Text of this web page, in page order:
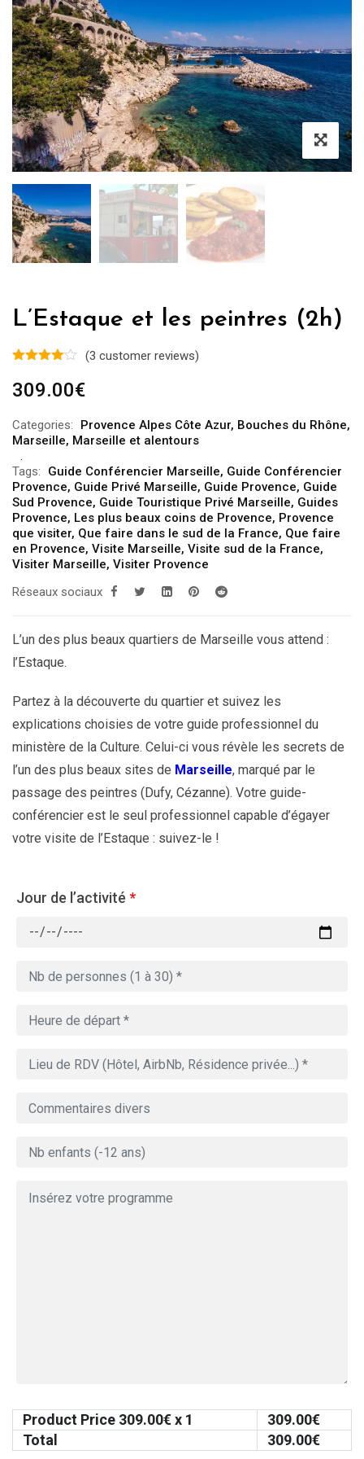
L’Estaque et les peintres (2h)
(3 customer reviews)
309.00€
Categories: Provence Alpes Côte Azur, Bouches du Rhône,
Marseille, Marseille et alentours
Tags: Guide Conférencier Marseille, Guide Conférencier
Provence, Guide Privé Marseille, Guide Provence, Guide
Sud Provence, Guide Touristique Privé Marseille, Guides
Provence, Les plus beaux coins de Provence, Provence
que visiter, Que faire dans le sud de la France, Que faire
en Provence, Visite Marseille, Visite sud de la France,
Visiter Marseille, Visiter Provence
Réseaux sociaux
L’un des plus beaux quartiers de Marseille vous attend :
l’Estaque.
Partez à la découverte du quartier et suivez les
explications choisies de votre guide professionnel du
ministère de la Culture. Celui-ci vous révèle les secrets de
l’un des plus beaux sites de Marseille, marqué par le
passage des peintres (Dufy, Cézanne). Votre guide-
conférencier est le seul professionnel capable d’égayer
votre visite de l’Estaque : suivez-le !
Jour de l’activité *
Product Price 309.00€ x 1 309.00€
Total
309.00€